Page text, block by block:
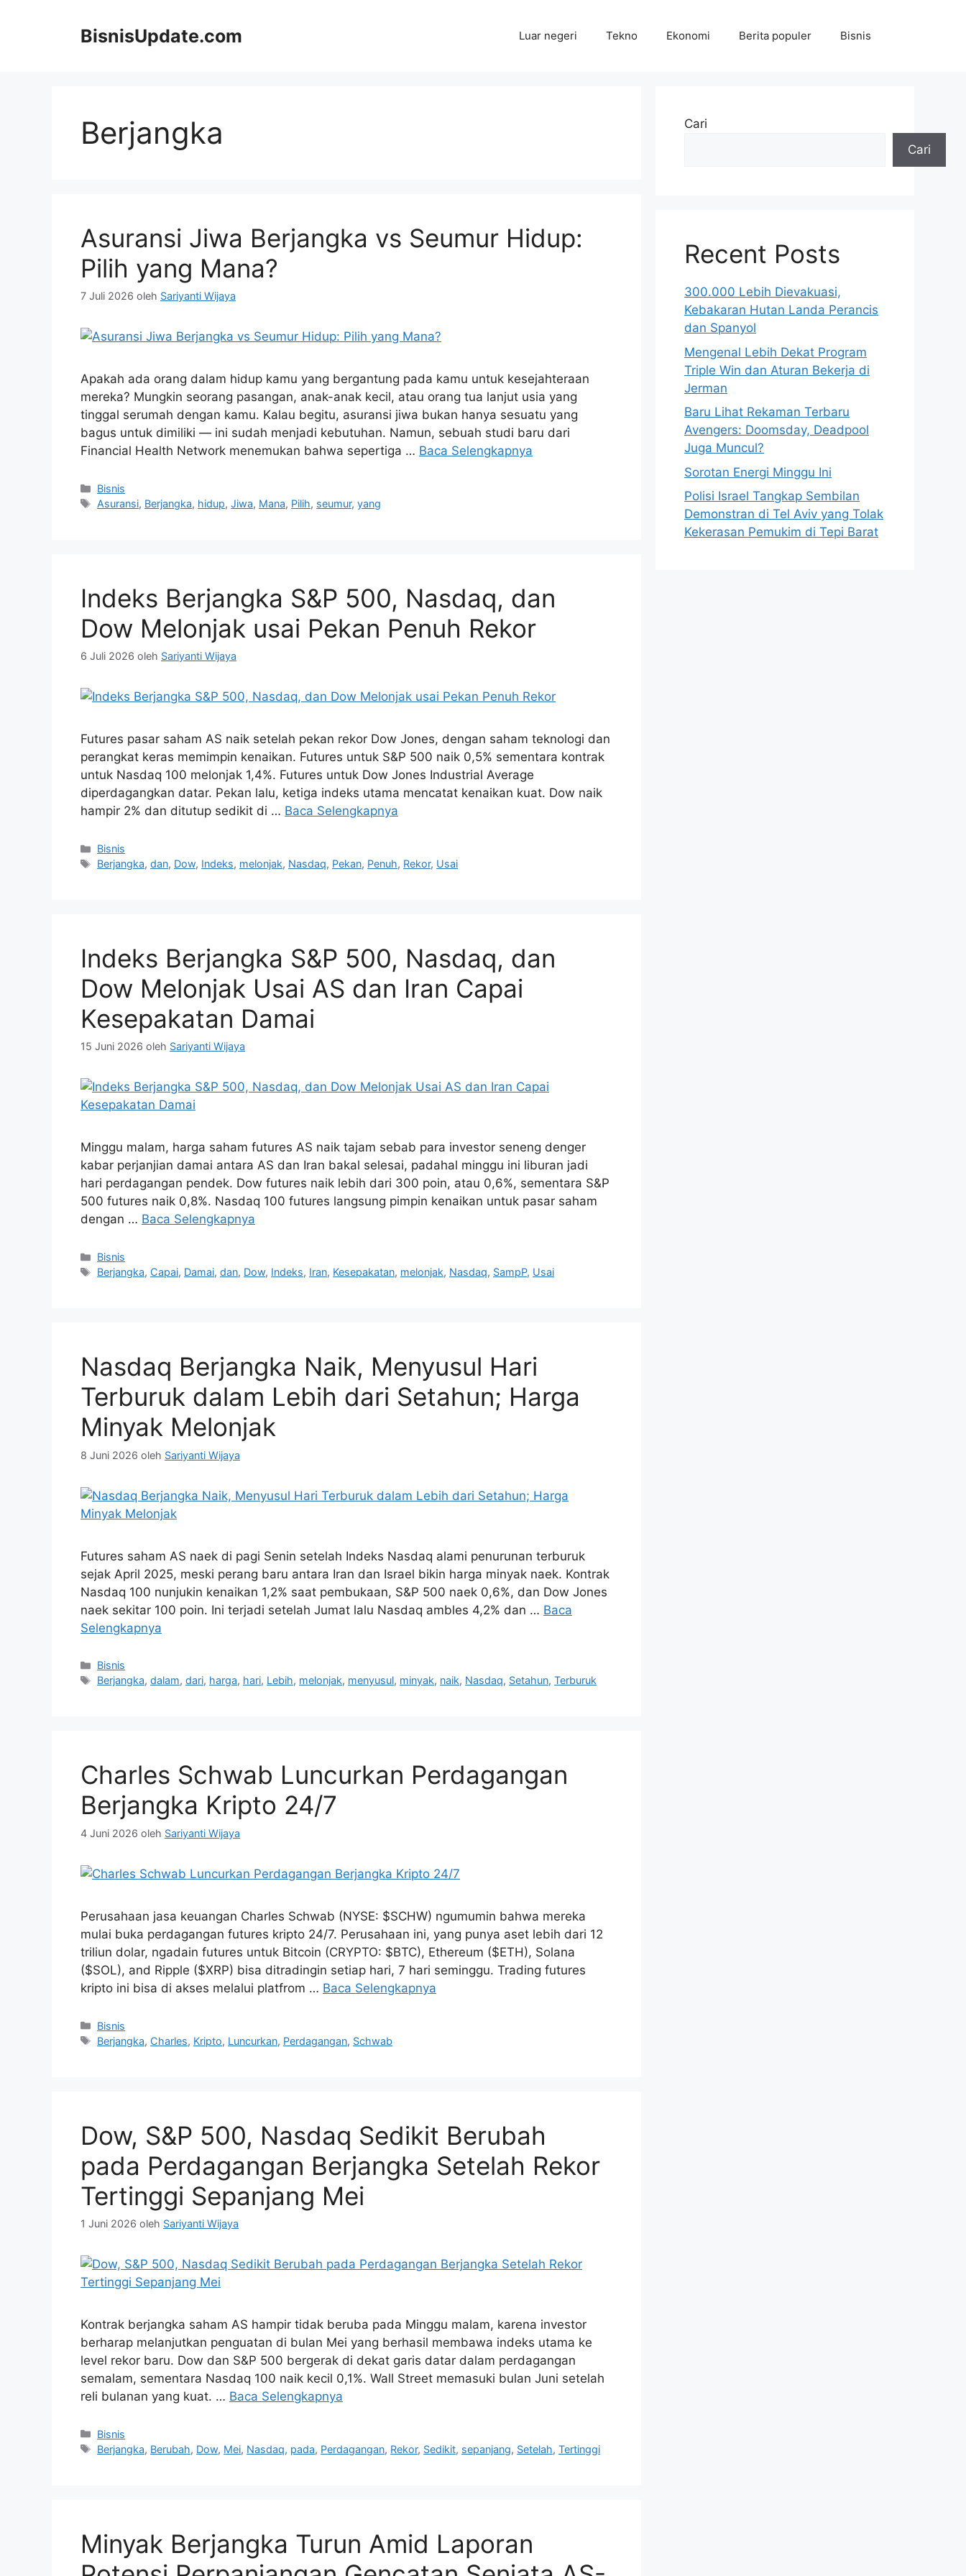
BisnisUpdate.com Luar negeri Tekno Ekonomi Berita populer Bisnis
Berjangka
Asuransi Jiwa Berjangka vs Seumur Hidup:
Pilih yang Mana?
7 Juli 2026 oleh Sariyanti Wijaya
Apakah ada orang dalam hidup kamu yang bergantung pada kamu untuk kesejahteraan
mereka? Mungkin seorang pasangan, anak-anak kecil, atau orang tua lanjut usia yang
tinggal serumah dengan kamu. Kalau begitu, asuransi jiwa bukan hanya sesuatu yang
bagus untuk dimiliki — ini sudah menjadi kebutuhan. Namun, sebuah studi baru dari
Financial Health Network menemukan bahwa sepertiga … Baca Selengkapnya
Kategori
Bisnis
Tag
Asuransi, Berjangka, hidup,Jiwa, Mana, Pilih, seumur,yang
Indeks Berjangka S&P 500, Nasdaq, dan
Dow Melonjak usai Pekan Penuh Rekor
6 Juli 2026 oleh Sariyanti Wijaya
Futures pasar saham AS naik setelah pekan rekor Dow Jones, dengan saham teknologi dan
perangkat keras memimpin kenaikan. Futures untuk S&P 500 naik 0,5% sementara kontrak
untuk Nasdaq 100 melonjak 1,4%. Futures untuk Dow Jones Industrial Average
diperdagangkan datar. Pekan lalu, ketiga indeks utama mencatat kenaikan kuat. Dow naik
hampir 2% dan ditutup sedikit di … Baca Selengkapnya
Kategori
Bisnis
Tag
Berjangka,dan, Dow, Indeks, melonjak, Nasdaq, Pekan, Penuh, Rekor, Usai
Indeks Berjangka S&P 500, Nasdaq, dan
Dow Melonjak Usai AS dan Iran Capai
Kesepakatan Damai
15 Juni 2026 oleh Sariyanti Wijaya
Minggu malam, harga saham futures AS naik tajam sebab para investor seneng denger
kabar perjanjian damai antara AS dan Iran bakal selesai, padahal minggu ini liburan jadi
hari perdagangan pendek. Dow futures naik lebih dari 300 poin, atau 0,6%, sementara S&P
500 futures naik 0,8%. Nasdaq 100 futures langsung pimpin kenaikan untuk pasar saham
dengan … Baca Selengkapnya
Kategori
Bisnis
Tag
Berjangka, Capai, Damai,dan, Dow, Indeks, Iran, Kesepakatan, melonjak, Nasdaq, SampP, Usai
Nasdaq Berjangka Naik, Menyusul Hari
Terburuk dalam Lebih dari Setahun; Harga
Minyak Melonjak
8 Juni 2026 oleh Sariyanti Wijaya
Futures saham AS naek di pagi Senin setelah Indeks Nasdaq alami penurunan terburuk
sejak April 2025, meski perang baru antara Iran dan Israel bikin harga minyak naek. Kontrak
Nasdaq 100 nunjukin kenaikan 1,2% saat pembukaan, S&P 500 naek 0,6%, dan Dow Jones
naek sekitar 100 poin. Ini terjadi setelah Jumat lalu Nasdaq ambles 4,2% dan … Baca
Selengkapnya
Kategori
Bisnis
Tag
Berjangka,dalam,dari, harga, hari, Lebih, melonjak, menyusul, minyak, naik, Nasdaq, Setahun,Terburuk
Charles Schwab Luncurkan Perdagangan
Berjangka Kripto 24/7
4 Juni 2026 oleh Sariyanti Wijaya
Perusahaan jasa keuangan Charles Schwab (NYSE: $SCHW) ngumumin bahwa mereka
mulai buka perdagangan futures kripto 24/7. Perusahaan ini, yang punya aset lebih dari 12
triliun dolar, ngadain futures untuk Bitcoin (CRYPTO: $BTC), Ethereum ($ETH), Solana
($SOL), and Ripple ($XRP) bisa ditradingin setiap hari, 7 hari seminggu. Trading futures
kripto ini bisa di akses melalui platfrom … Baca Selengkapnya
Kategori
Bisnis
Tag
Berjangka, Charles, Kripto, Luncurkan, Perdagangan, Schwab
Dow, S&P 500, Nasdaq Sedikit Berubah
pada Perdagangan Berjangka Setelah Rekor
Tertinggi Sepanjang Mei
1 Juni 2026 oleh Sariyanti Wijaya
Kontrak berjangka saham AS hampir tidak beruba pada Minggu malam, karena investor
berharap melanjutkan penguatan di bulan Mei yang berhasil membawa indeks utama ke
level rekor baru. Dow dan S&P 500 bergerak di dekat garis datar dalam perdagangan
semalam, sementara Nasdaq 100 naik kecil 0,1%. Wall Street memasuki bulan Juni setelah
reli bulanan yang kuat. … Baca Selengkapnya
Kategori
Bisnis
Tag
Berjangka, Berubah, Dow, Mei, Nasdaq, pada, Perdagangan, Rekor, Sedikit, sepanjang, Setelah,Tertinggi
Minyak Berjangka Turun Amid Laporan
Cari
Cari
Recent Posts
300.000 Lebih Dievakuasi,
Kebakaran Hutan Landa Perancis
dan Spanyol
Mengenal Lebih Dekat Program
Triple Win dan Aturan Bekerja di
Jerman
Baru Lihat Rekaman Terbaru
Avengers: Doomsday, Deadpool
Juga Muncul?
Sorotan Energi Minggu Ini
Polisi Israel Tangkap Sembilan
Demonstran di Tel Aviv yang Tolak
Kekerasan Pemukim di Tepi Barat